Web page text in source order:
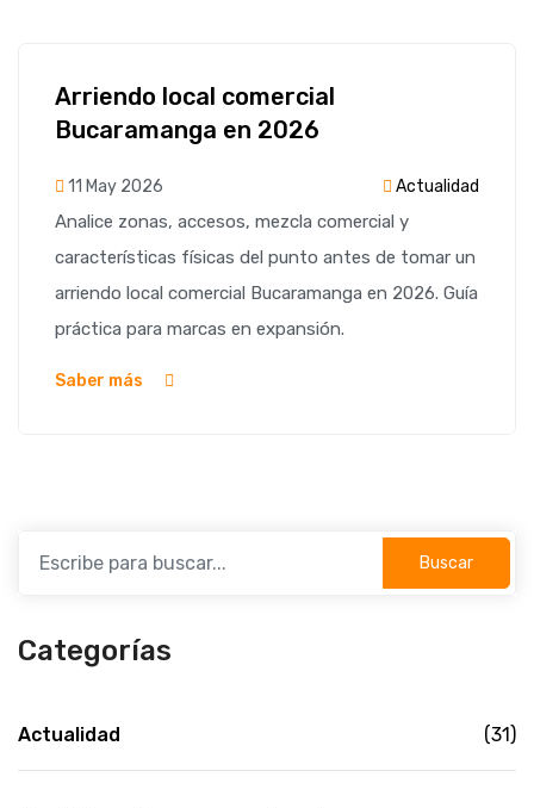
Arriendo local comercial
Bucaramanga en 2026
11 May 2026 Actualidad
Analice zonas, accesos, mezcla comercial y
características físicas del punto antes de tomar un
arriendo local comercial Bucaramanga en 2026. Guía
práctica para marcas en expansión.
Saber más
Buscar
Categorías
Actualidad (31)